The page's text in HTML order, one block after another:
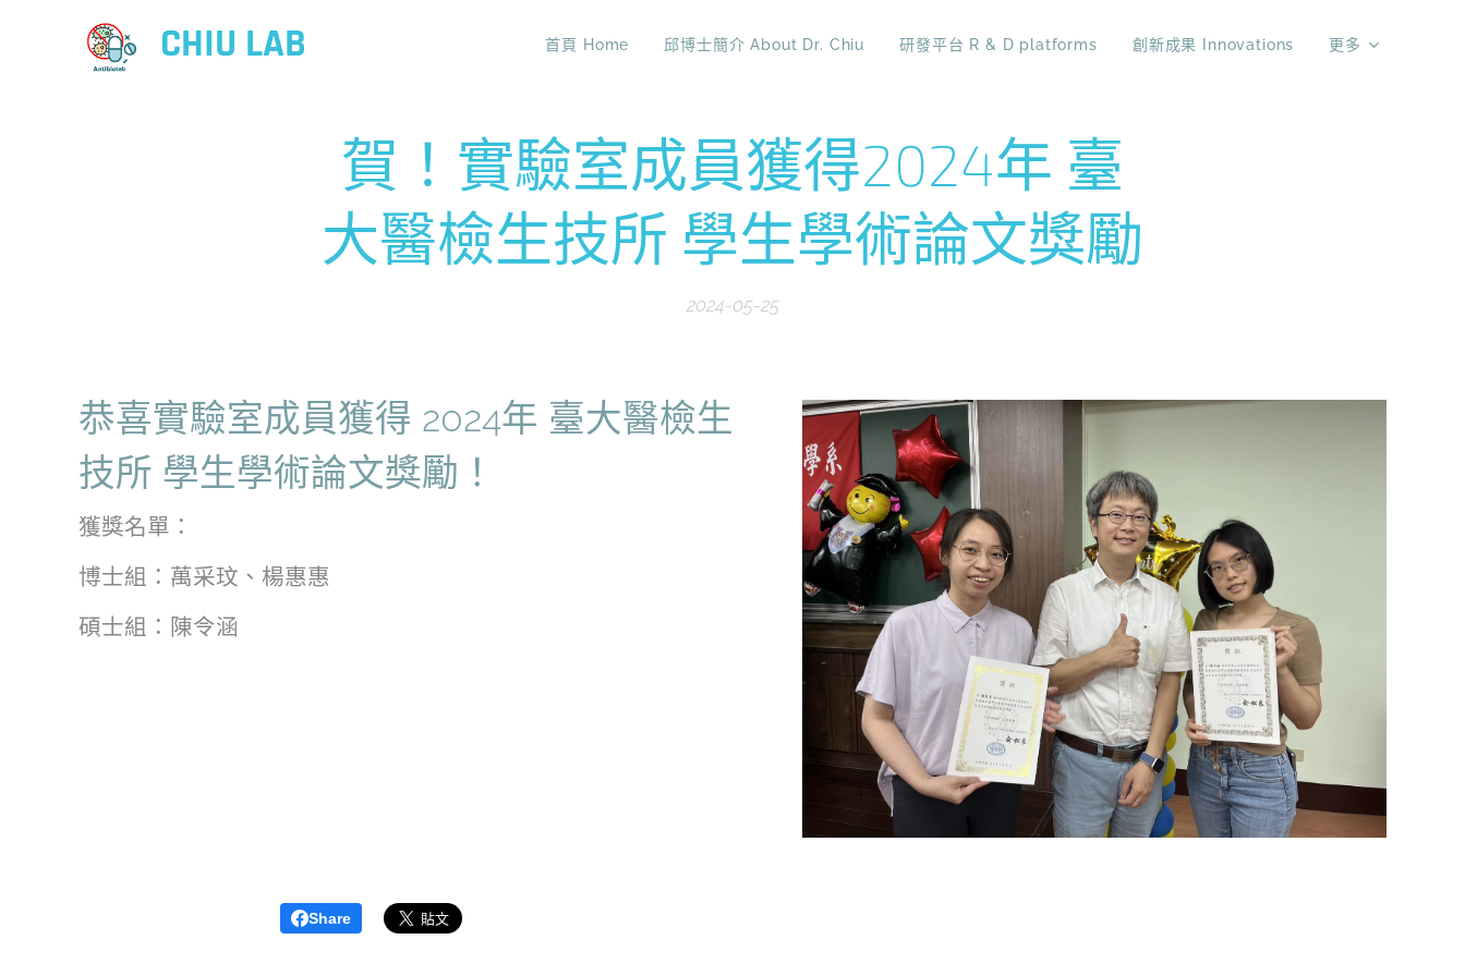
CHIU LAB 首頁 Home 邱博士簡介 About Dr. Chiu 研發平台 R & D platforms 創新成果 Innovations 更多
賀！實驗室成員獲得2024年 臺
大醫檢生技所 學生學術論文獎勵
2024-05-25
恭喜實驗室成員獲得 2024年 臺大醫檢生
技所 學生學術論文獎勵！
獲獎名單：
博士組：萬采玟、楊惠惠
碩士組：陳令涵
Share